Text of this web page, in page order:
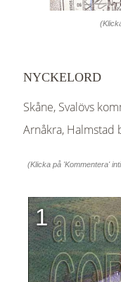
NYCKELORD
Skåne, Svalövs
Arnåkra, Halmstad
(Klicka på 'Kommentera'
1